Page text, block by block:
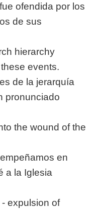
ofendida por los
de sus
hierarchy
events.
de la jerarquía
pronunciado
the wound of the
en
a la Iglesia
expulsion of